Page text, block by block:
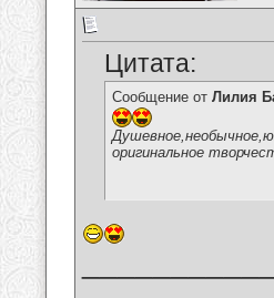
Цитата:
Сообщение от Лилия
оригинальное